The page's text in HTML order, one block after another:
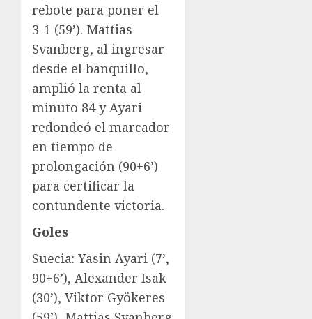
rebote para poner el
3-1 (59’). Mattias
Svanberg, al ingresar
desde el banquillo,
amplió la renta al
minuto 84 y Ayari
redondeó el marcador
en tiempo de
prolongación (90+6’)
para certificar la
contundente victoria.
Goles
Suecia: Yasin Ayari (7’,
90+6’), Alexander Isak
(30’), Viktor Gyökeres